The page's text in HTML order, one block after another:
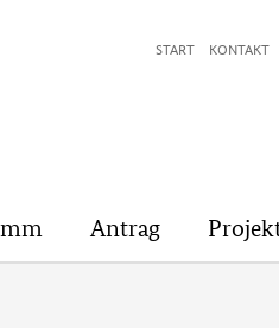
START KONTAKT
Antrag